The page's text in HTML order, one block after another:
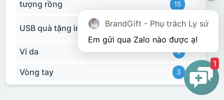
tượng rồng 15
USB quà tặng in logo 11
Ví da 2
Vòng tay 3
BrandGift - Phụ trách Ly sứ
Em gửi qua Zalo nào được ạ!
1